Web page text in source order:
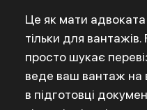
Це як мати адвоката
тільки для
просто шукає
веде ваш вантаж на
в підготовці